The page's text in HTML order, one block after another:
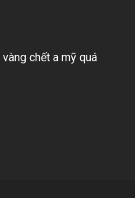
chết a mỹ quá